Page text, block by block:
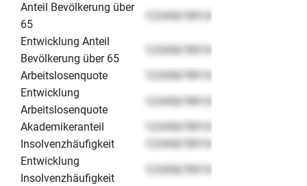
Anteil Bevölkerung über
65
12345678910
Entwicklung Anteil
Bevölkerung über 65
12345678910
Arbeitslosenquote
12345678910
Entwicklung
Arbeitslosenquote
12345678910
Akademikeranteil
12345678910
Insolvenzhäufigkeit
12345678910
Entwicklung
Insolvenzhäufigkeit
12345678910